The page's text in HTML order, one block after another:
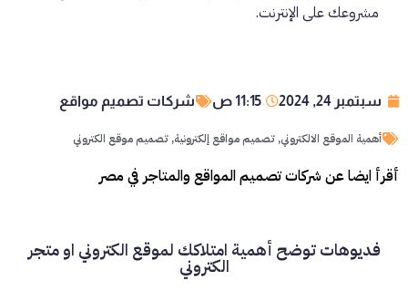
مشروعك على الإنترنت.
سبتمبر 24, 2024 11:15 ص شركات تصميم مواقع
أهمية الموقع الالكتروني, تصميم مواقع إلكترونية, تصميم موقع الكتروني
أقرأ ايضا عن شركات تصميم المواقع والمتاجر في مصر
فديوهات توضح أهمية امتلاكك لموقع الكتروني او متجر
الكتروني